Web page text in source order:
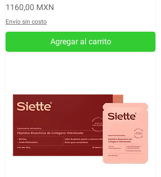
Precio
1160,00 MXN
Envío sin costo
Agregar al carrito